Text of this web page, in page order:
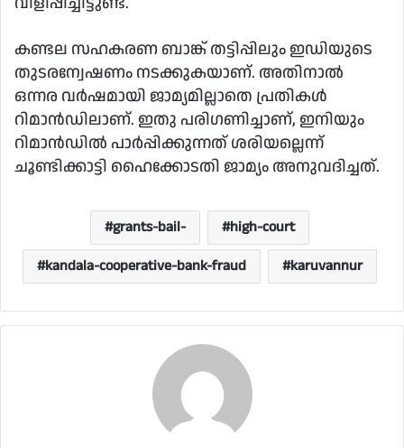
കണ്ടല സഹകരണ ബാങ്ക് തട്ടിപ്പിലും ഇഡിയുടെ
തുടരന്വേഷണം നടക്കുകയാണ്. അതിനാല്‍
ഒന്നര വര്‍ഷമായി ജാമ്യമില്ലാതെ പ്രതികള്‍
റിമാന്‍ഡിലാണ്. ഇതു പരിഗണിച്ചാണ്, ഇനിയും
റിമാന്‍ഡില്‍ പാര്‍പ്പിക്കുന്നത് ശരിയല്ലെന്ന്
ചൂണ്ടിക്കാട്ടി ഹൈക്കോടതി ജാമ്യം അനുവദിച്ചത്.
grants-bail-
high-court
kandala-cooperative-bank-fraud
karuvannur